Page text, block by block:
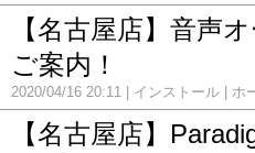
【名古屋店】音声
ご案内！
2020/04/16 20:11 インストール ホ
【名古屋店】